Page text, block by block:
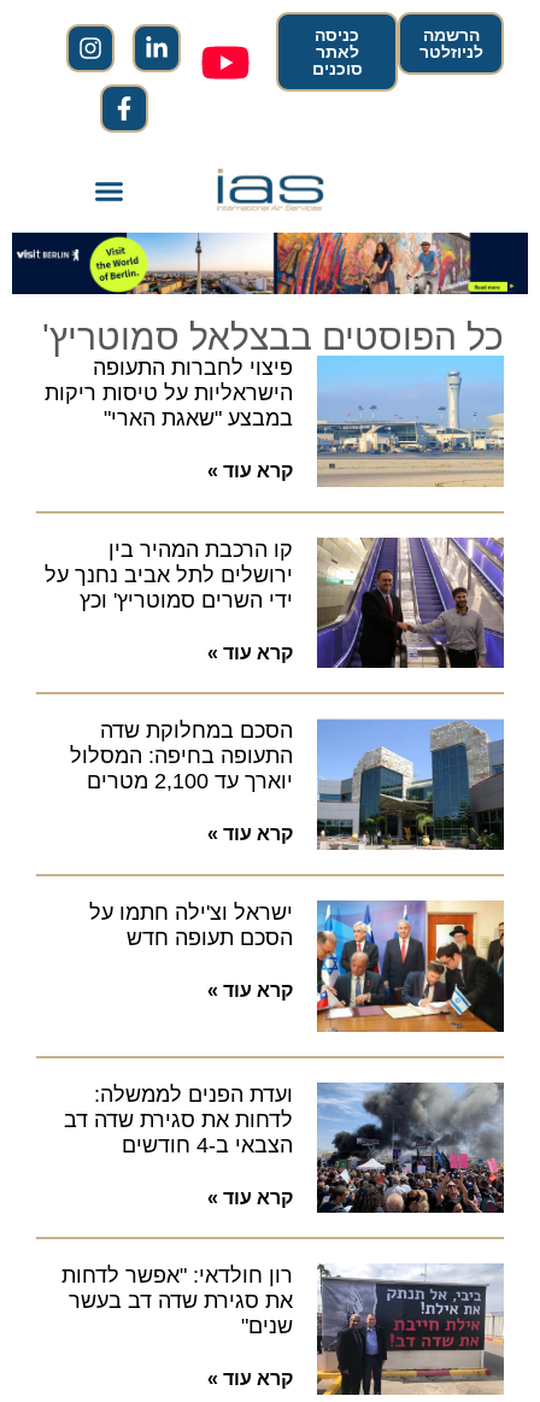
הרשמה
לניוזלטר
כניסה
לאתר
סוכנים
כל הפוסטים בבצלאל סמוטריץ'
פיצוי לחברות התעופה
הישראליות על טיסות ריקות
במבצע "שאגת הארי"
קרא עוד »
קו הרכבת המהיר בין
ירושלים לתל אביב נחנך על
ידי השרים סמוטריץ' וכץ
קרא עוד »
הסכם במחלוקת שדה
התעופה בחיפה: המסלול
יוארך עד 2,100 מטרים
קרא עוד »
ישראל וצ'ילה חתמו על
הסכם תעופה חדש
קרא עוד »
ועדת הפנים לממשלה:
לדחות את סגירת שדה דב
הצבאי ב-4 חודשים
קרא עוד »
רון חולדאי: "אפשר לדחות
את סגירת שדה דב בעשר
שנים"
קרא עוד »